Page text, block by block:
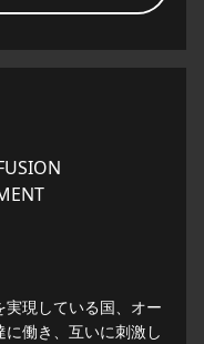
現している国、オー
働き、互いに刺激し